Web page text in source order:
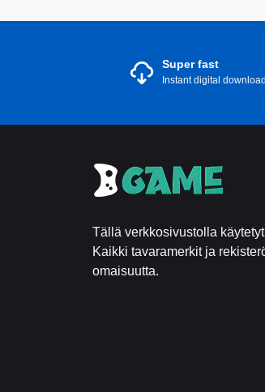
Super fast
Instant digital download
Tällä verkkosivustolla
Kaikki tavaramerkit ja
omaisuutta.